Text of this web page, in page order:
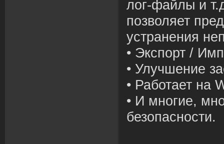
лог-файлы и
позволяет
устранения
• Экспорт /
• Улучшение
• Работает на
• И многие,
безопасности.